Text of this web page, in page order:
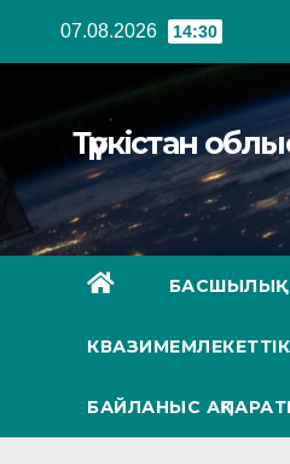
07.08.2026 14:30
Түркістан
БАСШЫЛЫҚ
БАЙЛАНЫС